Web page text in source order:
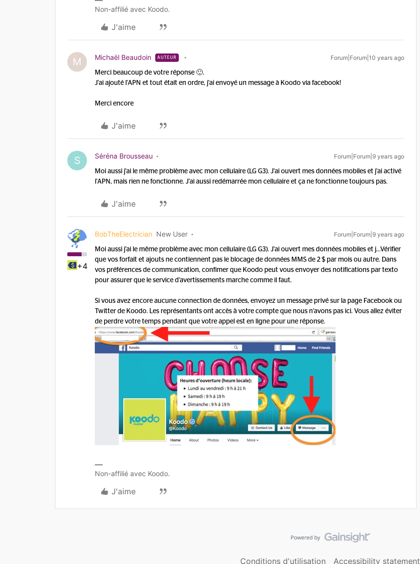
Non-affilié avec Koodo.
J'aime
M Michaël Beaudoin AUTEUR Forum|Forum|10 years ago
Merci beaucoup de votre réponse 🙂.
J'ai ajouté l'APN et tout était en ordre, j'ai envoyé un message à Koodo via facebook!
Merci encore
J'aime
S Séréna Brousseau Forum|Forum|9 years ago
Moi aussi j'ai le même problème avec mon cellulaire (LG G3). J'ai ouvert mes données mobiles et j'ai activé
l'APN, mais rien ne fonctionne. J'ai aussi redémarrée mon cellulaire et ça ne fonctionne toujours pas.
J'aime
+4
BobTheElectrician New User Forum|Forum|9 years ago
Moi aussi j'ai le même problème avec mon cellulaire (LG G3). J'ai ouvert mes données mobiles et j...Vérifier
que vos forfait et ajouts ne contiennent pas le blocage de données MMS de 2 $ par mois ou autre. Dans
vos préférences de communication, confimer que Koodo peut vous envoyer des notifications par texto
pour assurer que le service d’avertissements marche comme il faut.
Si vous avez encore aucune connection de données, envoyez un message privé sur la page Facebook ou
Twitter de Koodo. Les représentants ont accès à votre compte que nous n’avons pas ici. Vous allez éviter
de perdre votre temps pendant que votre appel est en ligne pour une réponse.
Non-affilié avec Koodo.
J'aime
Conditions d'utilisation Accessibility statement